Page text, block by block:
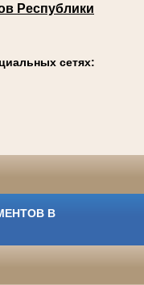
Республики
сетях:
В